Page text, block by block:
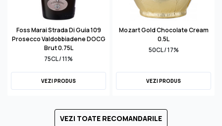
Foss Marai Strada Di Guia 109
Prosecco Valdobbiadene DOCG
Brut 0.75L
75CL / 11%
VEZI PRODUS
Mozart Gold Chocolate Cream
0.5L
50CL / 17%
VEZI PRODUS
VEZI TOATE RECOMANDARILE